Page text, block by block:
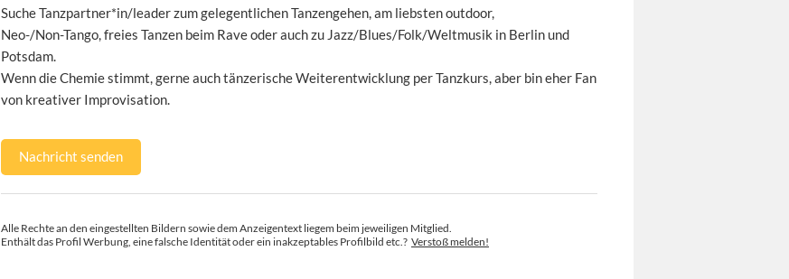
Suche Tanzpartner*in/leader zum gelegentlichen Tanzengehen, am liebsten outdoor,
Neo-/Non-Tango, freies Tanzen beim Rave oder auch zu Jazz/Blues/Folk/Weltmusik in Berlin und
Potsdam.
Wenn die Chemie stimmt, gerne auch tänzerische Weiterentwicklung per Tanzkurs, aber bin eher Fan
von kreativer Improvisation.
Nachricht senden
Alle Rechte an den eingestellten Bildern sowie dem Anzeigentext liegem beim jeweiligen Mitglied.
Enthält das Profil Werbung, eine falsche Identität oder ein inakzeptables Profilbild etc.? Verstoß melden!